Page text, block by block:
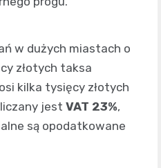
w dużych miastach o
złotych taksa
kilka tysięcy złotych
jest VAT 23%,
są opodatkowane